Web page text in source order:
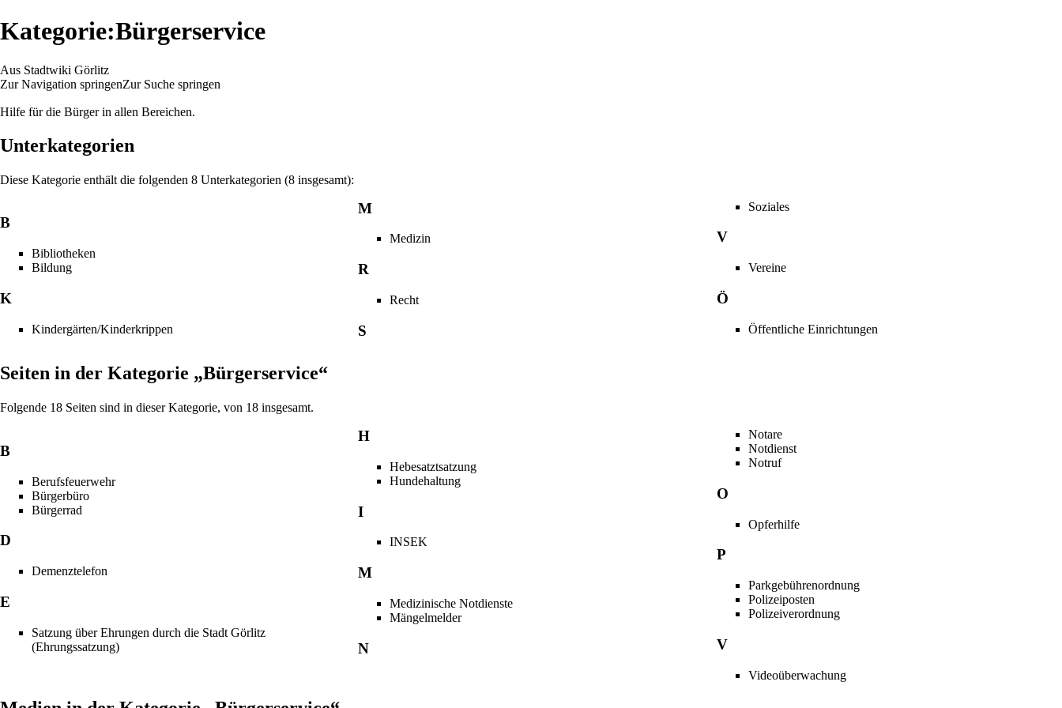
Kategorie:Bürgerservice
Aus Stadtwiki Görlitz
Zur Navigation springenZur Suche springen
Hilfe für die Bürger in allen Bereichen.
Unterkategorien
Diese Kategorie enthält die folgenden 8 Unterkategorien (8 insgesamt):
B
Bibliotheken
Bildung
K
Kindergärten/Kinderkrippen
M
Medizin
R
Recht
S
Soziales
V
Vereine
Ö
Öffentliche Einrichtungen
Seiten in der Kategorie „Bürgerservice“
Folgende 18 Seiten sind in dieser Kategorie, von 18 insgesamt.
B
Berufsfeuerwehr
Bürgerbüro
Bürgerrad
D
Demenztelefon
E
Satzung über Ehrungen durch die Stadt Görlitz
(Ehrungssatzung)
H
Hebesatztsatzung
Hundehaltung
I
INSEK
M
Medizinische Notdienste
Mängelmelder
N
Notare
Notdienst
Notruf
O
Opferhilfe
P
Parkgebührenordnung
Polizeiposten
Polizeiverordnung
V
Videoüberwachung